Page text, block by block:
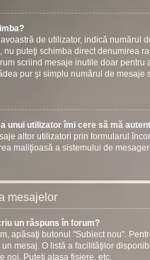
de utilizator, indică numărul
puteţi schimba direct denumirea
scriind mesaje inutile doar
pur şi simplu numărul de mesaje
unui utilizator îmi cere să mă
altor utilizatori prin formularul
maliţioasă a sistemului de
mesajelor
un răspuns în forum?
apăsaţi butonul "Subiect nou".
mesaj. O listă a facilităţilor
noi, Puteți atașa fișiere, etc.